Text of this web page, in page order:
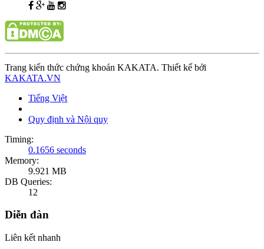
Trang kiến thức chứng khoán KAKATA. Thiết kế bởi
KAKATA.VN
Tiếng Việt
Quy định và Nội quy
Timing:
0.1656 seconds
Memory:
9.921 MB
DB Queries:
12
Diễn đàn
Liên kết nhanh